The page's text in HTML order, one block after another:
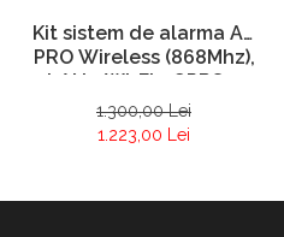
Kit sistem de alarma AX
PRO Wireless (868Mhz),
LAN + Wi-Fi + GPRS –
HIKVISION DS-PWA64-
Kit-WE
1.300,00 Lei
1.223,00 Lei